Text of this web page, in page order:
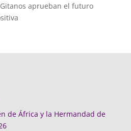
aprueban el futuro
de África y la Hermandad de